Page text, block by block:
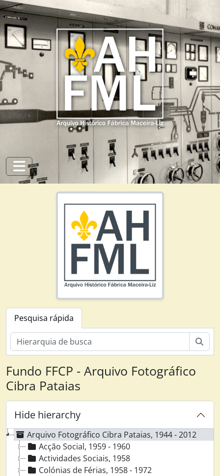
Skip to main content
Toggle navigation
Pesquisa rápida
Fundo FFCP - Arquivo Fotográfico
Cibra Pataias
Hide hierarchy
Arquivo Fotográfico Cibra Pataias, 1944 - 2012
Acção Social, 1959 - 1960
Actividades Sociais, 1958
Colónias de Férias, 1958 - 1972